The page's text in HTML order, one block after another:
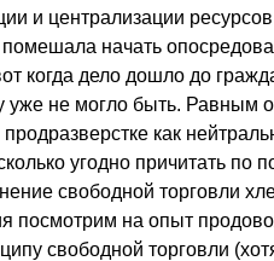
и централизации
на­чать
когда дело дошло до
уже не могло быть. Равным
как
угодно причитать по
свободной торговли
посмотрим на опыт
свободной торговли